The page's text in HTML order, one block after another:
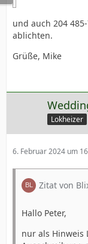
und auch 204
ablichten.
Grüße, Mike
Lokheizer
6. Februar 2024 um
Zitat von
Hallo Peter,
nur als Hinweis